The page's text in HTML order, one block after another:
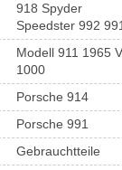
918 Spyder
Speedster 992 991
Modell 911 1965
1000
Porsche 914
Porsche 991
Gebrauchtteile